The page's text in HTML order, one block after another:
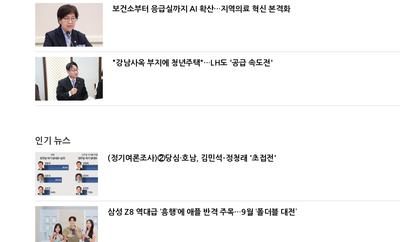
보건소부터 응급실까지 AI 확산…지역의료 혁신 본격화
"강남사옥 부지에 청년주택"…LH도 '공급 속도전'
인기 뉴스
(정기여론조사)②당심·호남, 김민석-정청래 '초접전'
삼성 Z8 역대급 ‘흥행’에 애플 반격 주목…9월 ‘폴더블 대전’